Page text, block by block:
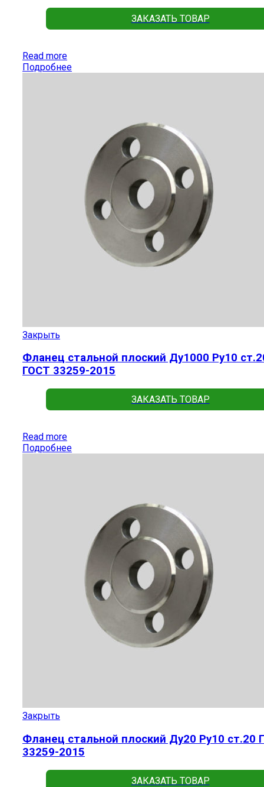
ЗАКАЗАТЬ ТОВАР
Read more
Подробнее
Закрыть
Фланец стальной плоский Ду1000 Ру10
ГОСТ 33259-2015
ЗАКАЗАТЬ ТОВАР
Read more
Подробнее
Закрыть
Фланец стальной плоский Ду20 Ру10 ст.20
33259-2015
ЗАКАЗАТЬ ТОВАР